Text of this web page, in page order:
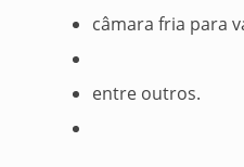
câmara fria para
entre outros.